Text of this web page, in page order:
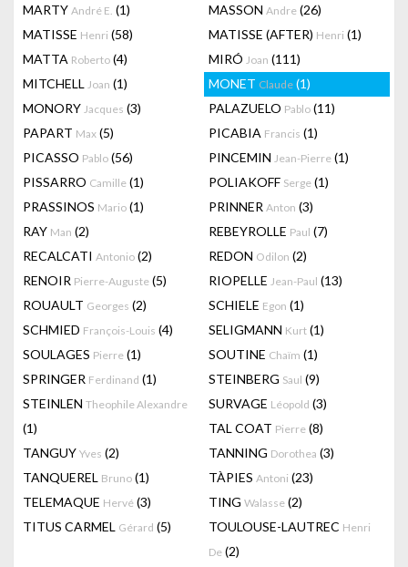
MARTY André E. (1) MASSON Andre (26)
MATISSE Henri (58) MATISSE (AFTER) Henri (1)
MATTA Roberto (4) MIRÓ Joan (111)
MITCHELL Joan (1) MONET Claude (1)
MONORY Jacques (3) PALAZUELO Pablo (11)
PAPART Max (5) PICABIA Francis (1)
PICASSO Pablo (56) PINCEMIN Jean-Pierre (1)
PISSARRO Camille (1) POLIAKOFF Serge (1)
PRASSINOS Mario (1) PRINNER Anton (3)
RAY Man (2) REBEYROLLE Paul (7)
RECALCATI Antonio (2) REDON Odilon (2)
RENOIR Pierre-Auguste (5) RIOPELLE Jean-Paul (13)
ROUAULT Georges (2) SCHIELE Egon (1)
SCHMIED François-Louis (4) SELIGMANN Kurt (1)
SOULAGES Pierre (1) SOUTINE Chaïm (1)
SPRINGER Ferdinand (1) STEINBERG Saul (9)
STEINLEN Theophile Alexandre
(1)
SURVAGE Léopold (3)
TAL COAT Pierre (8)
TANGUY Yves (2) TANNING Dorothea (3)
TANQUEREL Bruno (1) TÀPIES Antoni (23)
TELEMAQUE Hervé (3) TING Walasse (2)
TITUS CARMEL Gérard (5) TOULOUSE-LAUTREC Henri
De (2)